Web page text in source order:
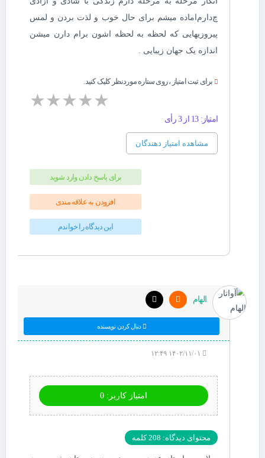
چ‌دارم‌اماده میشم برای حال خوب و لذت بردن و لمس
پیروزیهایی که لحظه به لحظه اشون برام دارن میشن
اندازه یک جهان زیبایی .
برای ثبت امتیاز ، روی ستاره موردنظر کلیک کنید.
★★★★★
امتیاز: 13 از 3 رأی
مشاهده امتیاز دهندگان
برای پاسخ دادن وارد شوید
افزودن به علاقه مندی
این دیدگاه را خواندم
الهام
دنبال کردن نویسنده
امتیاز کاربر: 0
محتوای دیدگاه: 208 کلمه